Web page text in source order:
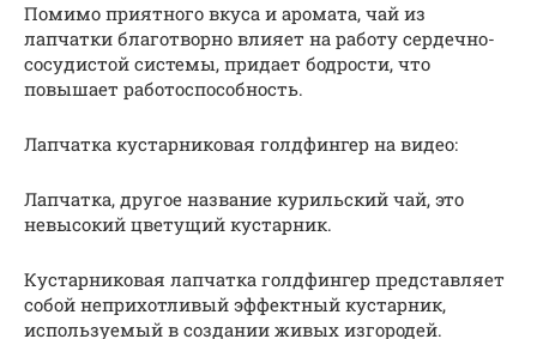
Помимо приятного вкуса и аромата, чай из
лапчатки благотворно влияет на работу сердечно-
сосудистой системы, придает бодрости, что
повышает работоспособность.
Лапчатка кустарниковая голдфингер на видео:
Лапчатка, другое название курильский чай, это
невысокий цветущий кустарник.
Кустарниковая лапчатка голдфингер представляет
собой неприхотливый эффектный кустарник,
используемый в создании живых изгородей.